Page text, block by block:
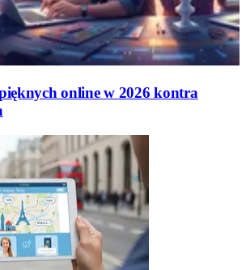
online w 2026 kontra